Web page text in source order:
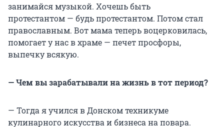
занимайся музыкой. Хочешь быть
протестантом — будь протестантом. Потом стал
православным. Вот мама теперь воцерковилась,
помогает у нас в храме — печет просфоры,
выпечку всякую.
— Чем вы зарабатывали на жизнь в тот период?
— Тогда я учился в Донском техникуме
кулинарного искусства и бизнеса на повара.